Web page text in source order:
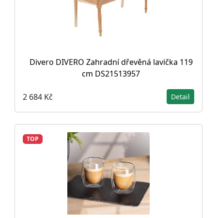
Divero DIVERO Zahradní dřevěná lavička 119
cm DS21513957
2 684 Kč Detail
TOP